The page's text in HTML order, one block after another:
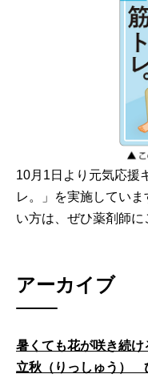
10月1日より元気応援
レ。」を実施してい
い方は、ぜひ薬剤師に
アーカイブ
暑くても花が咲き続け
立秋（りっしゅう）